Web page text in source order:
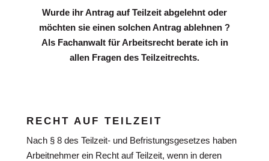
Wurde ihr Antrag auf Teilzeit abgelehnt oder
möchten sie einen solchen Antrag ablehnen ?
Als Fachanwalt für Arbeitsrecht berate ich in
allen Fragen des Teilzeitrechts.
RECHT AUF TEILZEIT
Nach § 8 des Teilzeit- und Befristungsgesetzes haben
Arbeitnehmer ein Recht auf Teilzeit, wenn in deren